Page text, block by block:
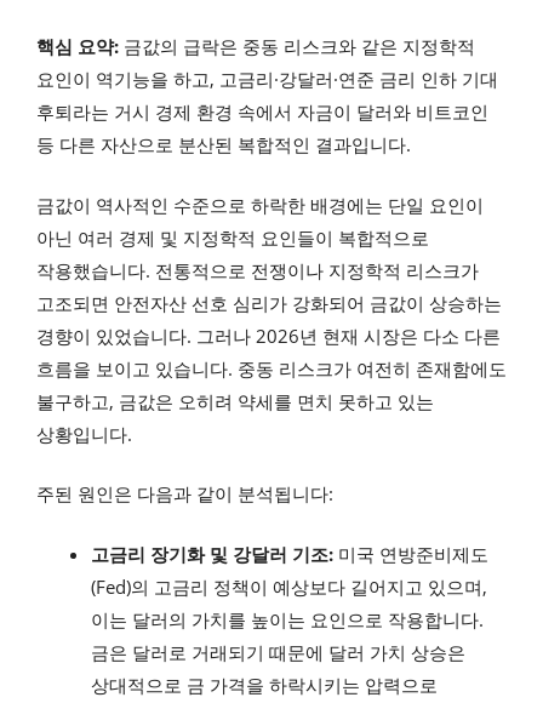
핵심 요약: 금값의 급락은 중동 리스크와 같은 지정학적
요인이 역기능을 하고, 고금리·강달러·연준 금리 인하 기대
후퇴라는 거시 경제 환경 속에서 자금이 달러와 비트코인
등 다른 자산으로 분산된 복합적인 결과입니다.
금값이 역사적인 수준으로 하락한 배경에는 단일 요인이
아닌 여러 경제 및 지정학적 요인들이 복합적으로
작용했습니다. 전통적으로 전쟁이나 지정학적 리스크가
고조되면 안전자산 선호 심리가 강화되어 금값이 상승하는
경향이 있었습니다. 그러나 2026년 현재 시장은 다소 다른
흐름을 보이고 있습니다. 중동 리스크가 여전히 존재함에도
불구하고, 금값은 오히려 약세를 면치 못하고 있는
상황입니다.
주된 원인은 다음과 같이 분석됩니다:
고금리 장기화 및 강달러 기조: 미국 연방준비제도
(Fed)의 고금리 정책이 예상보다 길어지고 있으며,
이는 달러의 가치를 높이는 요인으로 작용합니다.
금은 달러로 거래되기 때문에 달러 가치 상승은
상대적으로 금 가격을 하락시키는 압력으로